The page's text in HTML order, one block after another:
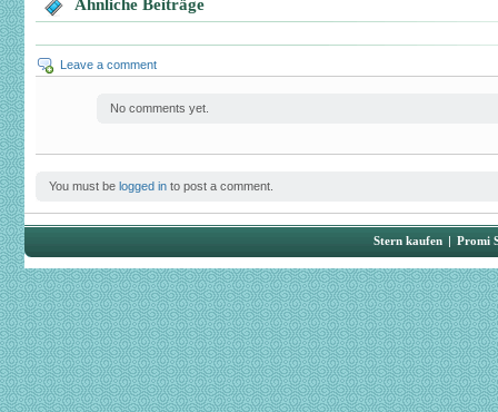
Ähnliche Beiträge
Leave a comment
No comments yet.
You must be logged in to post a comment.
Stern kaufen | Promi